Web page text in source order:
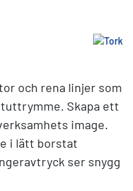
och rena linjer som
Skapa ett
image.
i lätt borstat
ser snygg